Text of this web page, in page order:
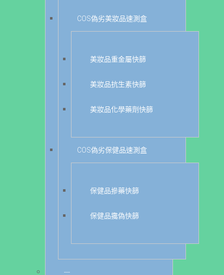
COS偽劣美妝品速測盒
美妝品重金屬快篩
美妝品抗生素快篩
美妝品化學藥劑快篩
COS偽劣保健品速測盒
保健品摻藥快篩
保健品攙偽快篩
---